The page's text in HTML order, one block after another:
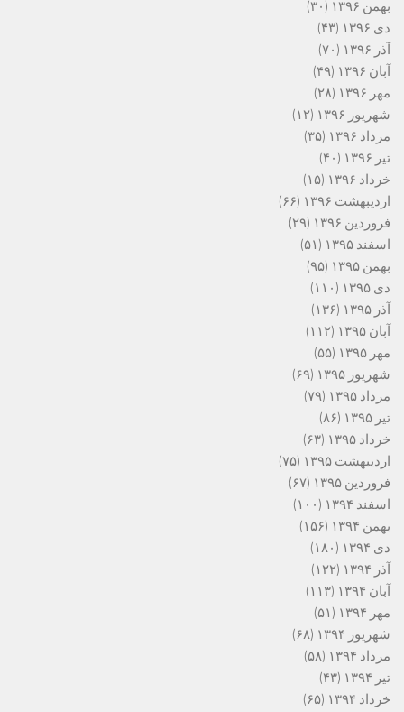
بهمن ۱۳۹۶
(۳۰)
دی ۱۳۹۶
(۴۳)
آذر ۱۳۹۶
(۷۰)
آبان ۱۳۹۶
(۴۹)
مهر ۱۳۹۶
(۲۸)
شهریور ۱۳۹۶
(۱۲)
مرداد ۱۳۹۶
(۳۵)
تیر ۱۳۹۶
(۴۰)
خرداد ۱۳۹۶
(۱۵)
اردیبهشت ۱۳۹۶
(۶۶)
فروردین ۱۳۹۶
(۲۹)
اسفند ۱۳۹۵
(۵۱)
بهمن ۱۳۹۵
(۹۵)
دی ۱۳۹۵
(۱۱۰)
آذر ۱۳۹۵
(۱۳۶)
آبان ۱۳۹۵
(۱۱۲)
مهر ۱۳۹۵
(۵۵)
شهریور ۱۳۹۵
(۶۹)
مرداد ۱۳۹۵
(۷۹)
تیر ۱۳۹۵
(۸۶)
خرداد ۱۳۹۵
(۶۳)
اردیبهشت ۱۳۹۵
(۷۵)
فروردین ۱۳۹۵
(۶۷)
اسفند ۱۳۹۴
(۱۰۰)
بهمن ۱۳۹۴
(۱۵۶)
دی ۱۳۹۴
(۱۸۰)
آذر ۱۳۹۴
(۱۲۲)
آبان ۱۳۹۴
(۱۱۳)
مهر ۱۳۹۴
(۵۱)
شهریور ۱۳۹۴
(۶۸)
مرداد ۱۳۹۴
(۵۸)
تیر ۱۳۹۴
(۴۳)
خرداد ۱۳۹۴
(۶۵)